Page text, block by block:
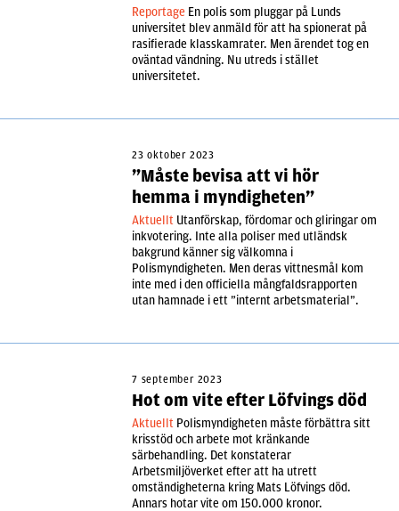
Reportage En polis som pluggar på Lunds
universitet blev anmäld för att ha spionerat på
rasifierade klasskamrater. Men ärendet tog en
oväntad vändning. Nu utreds i stället
universitetet.
23 oktober 2023
”Måste bevisa att vi hör
hemma i myndigheten”
Aktuellt Utanförskap, fördomar och gliringar om
inkvotering. Inte alla poliser med utländsk
bakgrund känner sig välkomna i
Polismyndigheten. Men deras vittnesmål kom
inte med i den officiella mångfaldsrapporten
utan hamnade i ett ”internt arbetsmaterial”.
7 september 2023
Hot om vite efter Löfvings död
Aktuellt Polismyndigheten måste förbättra sitt
krisstöd och arbete mot kränkande
särbehandling. Det konstaterar
Arbetsmiljöverket efter att ha utrett
omständigheterna kring Mats Löfvings död.
Annars hotar vite om 150.000 kronor.